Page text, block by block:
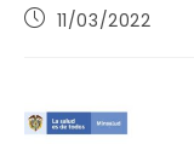
Publicación
11/03/2022